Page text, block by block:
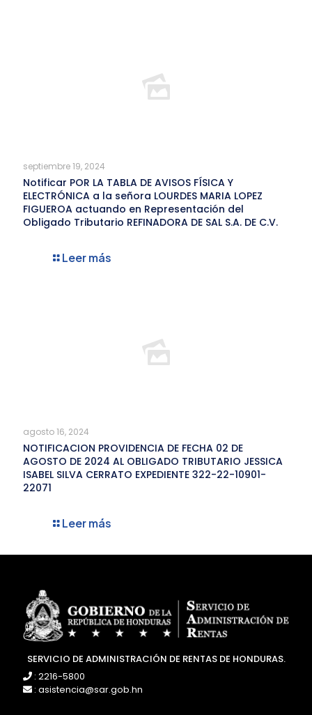
septiembre 19, 2024
Notificar POR LA TABLA DE AVISOS FÍSICA Y
ELECTRÓNICA a la señora LOURDES MARIA LOPEZ
FIGUEROA actuando en Representación del
Obligado Tributario REFINADORA DE SAL S.A. DE C.V.
Leer más
agosto 16, 2024
NOTIFICACION PROVIDENCIA DE FECHA 02 DE
AGOSTO DE 2024 AL OBLIGADO TRIBUTARIO JESSICA
ISABEL SILVA CERRATO EXPEDIENTE 322-22-10901-
22071
Leer más
SERVICIO DE ADMINISTRACIÓN DE RENTAS DE HONDURAS.
: 2216-5800
: asistencia@sar.gob.hn